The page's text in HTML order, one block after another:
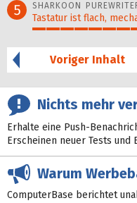
5 SHARKOON
Tastatur ist flach,
Voriger Inhalt
Nichts mehr
Erhalte eine Push-
Erscheinen neuer Tests und
Warum
ComputerBase berichtet